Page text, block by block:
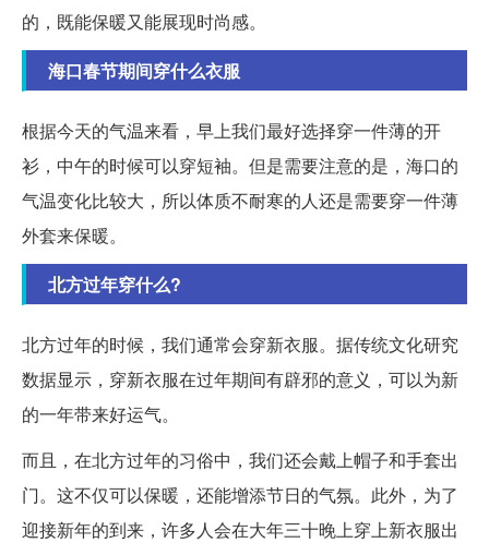
的，既能保暖又能展现时尚感。
海口春节期间穿什么衣服
根据今天的气温来看，早上我们最好选择穿一件薄的开
衫，中午的时候可以穿短袖。但是需要注意的是，海口的
气温变化比较大，所以体质不耐寒的人还是需要穿一件薄
外套来保暖。
北方过年穿什么?
北方过年的时候，我们通常会穿新衣服。据传统文化研究
数据显示，穿新衣服在过年期间有辟邪的意义，可以为新
的一年带来好运气。
而且，在北方过年的习俗中，我们还会戴上帽子和手套出
门。这不仅可以保暖，还能增添节日的气氛。此外，为了
迎接新年的到来，许多人会在大年三十晚上穿上新衣服出